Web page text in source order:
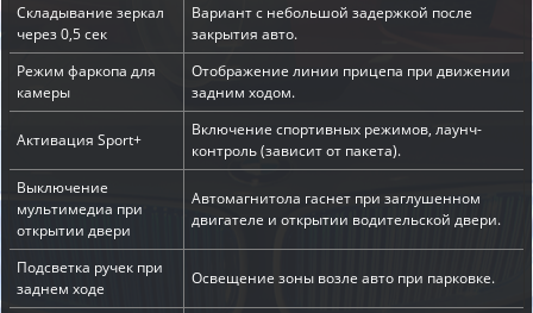
Складывание зеркал
через 0,5 сек
Вариант с небольшой задержкой после
закрытия авто.
Режим фаркопа для
камеры
Отображение линии прицепа при движении
задним ходом.
Активация Sport+
Включение спортивных режимов, лаунч-
контроль (зависит от пакета).
Выключение
мультимедиа при
открытии двери
Автомагнитола гаснет при заглушенном
двигателе и открытии водительской двери.
Подсветка ручек при
заднем ходе
Освещение зоны возле авто при парковке.